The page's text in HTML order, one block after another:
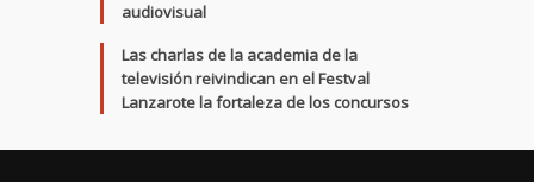
audiovisual
Las charlas de la academia de la
televisión reivindican en el Festval
Lanzarote la fortaleza de los concursos